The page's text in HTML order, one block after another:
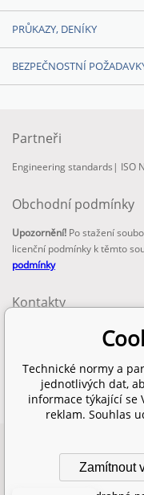
PRŮKAZY, DENÍKY
BEZPEČNOSTNÍ
Partneři
Engineering standards | ISO
Obchodní podmínky
Upozornění! Po stažení
licenční podmínky k těmto
podmínky
Kontakty
info@technickenormy.cz
obchod@technickenormy.cz
Telefon:
+420 377 387 684
SITEMAP
Technické normy a
jednotlivých dat,
informace týkající se
reklam. Souhlas
Zamítnout